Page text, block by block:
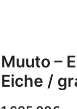
Muuto –
Eiche /